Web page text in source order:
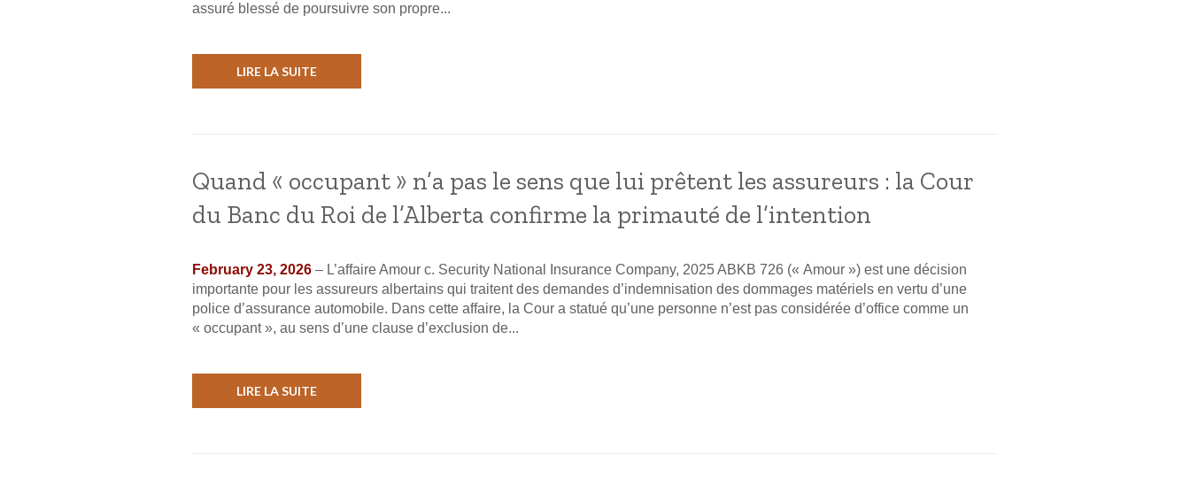
assuré blessé de poursuivre son propre...
LIRE LA SUITE
Quand « occupant » n’a pas le sens que lui prêtent les assureurs : la Cour
du Banc du Roi de l’Alberta confirme la primauté de l’intention
February 23, 2026 – L’affaire Amour c. Security National Insurance Company, 2025 ABKB 726 (« Amour ») est une décision
importante pour les assureurs albertains qui traitent des demandes d’indemnisation des dommages matériels en vertu d’une
police d’assurance automobile. Dans cette affaire, la Cour a statué qu’une personne n’est pas considérée d’office comme un
« occupant », au sens d’une clause d’exclusion de...
LIRE LA SUITE